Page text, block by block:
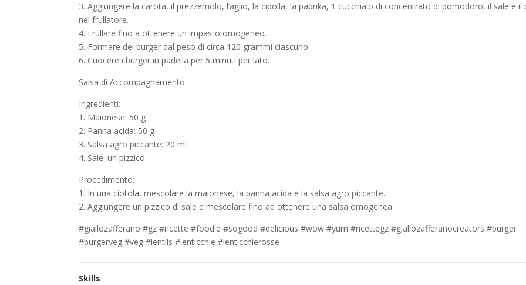
3. Aggiungere la carota, il prezzemolo, l’aglio, la cipolla, la paprika, 1 cucchiaio di concentrato di pomodoro, il sale e il
nel frullatore.
4. Frullare fino a ottenere un impasto omogeneo.
5. Formare dei burger dal peso di circa 120 grammi ciascuno.
6. Cuocere i burger in padella per 5 minuti per lato.
Salsa di Accompagnamento
Ingredienti:
1. Maionese: 50 g
2. Panna acida: 50 g
3. Salsa agro piccante: 20 ml
4. Sale: un pizzico
Procedimento:
1. In una ciotola, mescolare la maionese, la panna acida e la salsa agro piccante.
2. Aggiungere un pizzico di sale e mescolare fino ad ottenere una salsa omogenea.
#giallozafferano #gz #ricette #foodie #sogood #delicious #wow #yum #ricettegz #giallozafferanocreators #burger
#burgerveg #veg #lentils #lenticchie #lenticchierosse
Skills